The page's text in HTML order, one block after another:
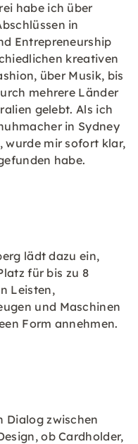
habe ich über
in
Entrepreneurship
kreativen
über Musik, bis
mehrere Länder
gelebt. Als ich
in Sydney
wurde mir sofort klar,
habe.
lädt dazu ein,
für bis zu 8
Leisten,
und Maschinen
Form annehmen.
Dialog zwischen
ob Cardholder,